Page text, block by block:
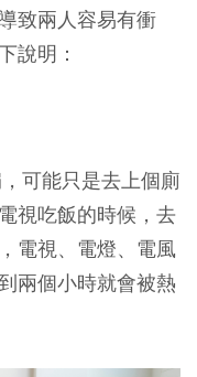
致兩人容易有衝
說明：
可能只是去上個廁
視吃飯的時候，去
電視、電燈、電風
兩個小時就會被熱